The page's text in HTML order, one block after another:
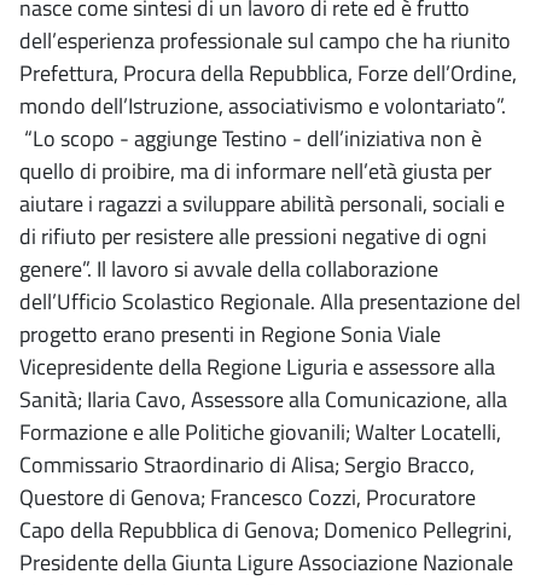
nasce come sintesi di un lavoro di rete ed è frutto
dell’esperienza professionale sul campo che ha riunito
Prefettura, Procura della Repubblica, Forze dell’Ordine,
mondo dell’Istruzione, associativismo e volontariato”.
“Lo scopo - aggiunge Testino - dell’iniziativa non è
quello di proibire, ma di informare nell’età giusta per
aiutare i ragazzi a sviluppare abilità personali, sociali e
di rifiuto per resistere alle pressioni negative di ogni
genere”. Il lavoro si avvale della collaborazione
dell’Ufficio Scolastico Regionale. Alla presentazione del
progetto erano presenti in Regione Sonia Viale
Vicepresidente della Regione Liguria e assessore alla
Sanità; Ilaria Cavo, Assessore alla Comunicazione, alla
Formazione e alle Politiche giovanili; Walter Locatelli,
Commissario Straordinario di Alisa; Sergio Bracco,
Questore di Genova; Francesco Cozzi, Procuratore
Capo della Repubblica di Genova; Domenico Pellegrini,
Presidente della Giunta Ligure Associazione Nazionale